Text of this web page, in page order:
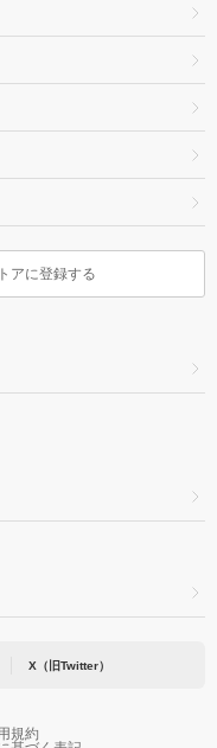
アに登録する
X（旧Twitter）
規約